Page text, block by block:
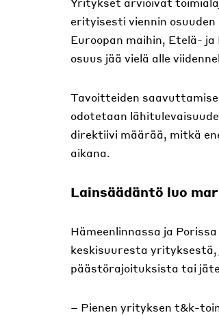
erityisesti viennin
Euroopan maihin, Etelä-
osuus jää vielä alle
Tavoitteiden
odotetaan
direktiivi määrää, mitkä
aikana.
Lainsäädäntö luo
Hämeenlinnassa ja
keskisuuresta
päästörajoituksista tai
– Pienen yrityksen t&k-